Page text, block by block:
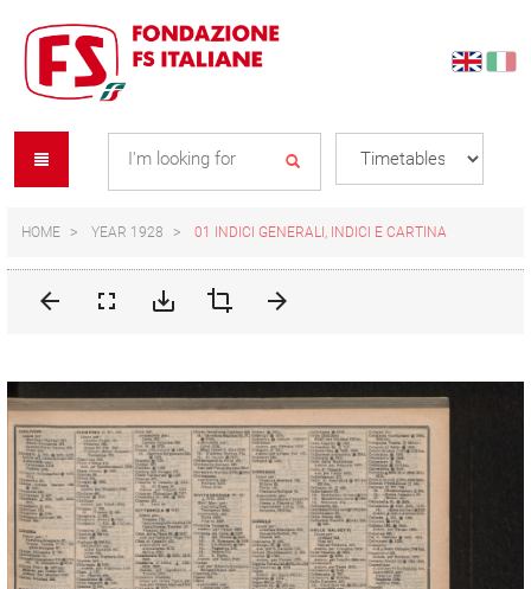
content
navigation
menu
HOME YEAR 1928 01 INDICI GENERALI, INDICI E CARTINA